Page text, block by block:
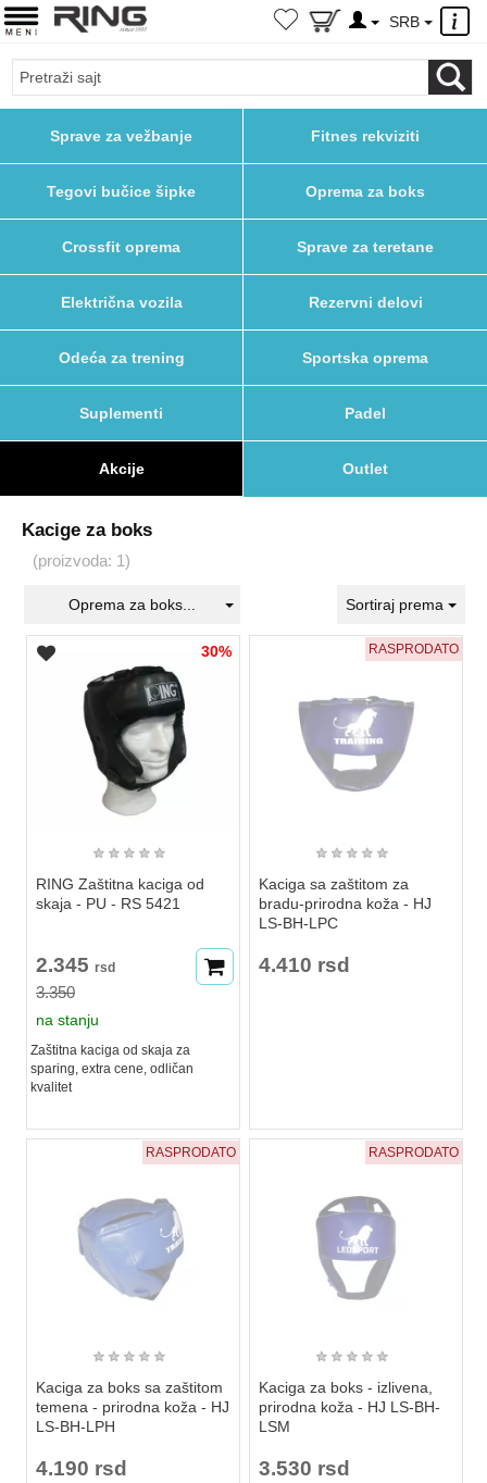
×
SRB
Sprave za vežbanje Fitnes rekviziti
Tegovi bučice šipke Oprema za boks
Crossfit oprema Sprave za teretane
Električna vozila Rezervni delovi
Odeća za trening Sportska oprema
Suplementi Padel
Akcije Outlet
Kacige za boks
(proizvoda: 1)
Oprema za boks... Sortiraj prema
30%
★ ★ ★ ★ ★
RING Zaštitna kaciga od
skaja - PU - RS 5421
2.345 rsd
3.350
na stanju
Zaštitna kaciga od skaja za
sparing, extra cene, odličan
kvalitet
RASPRODATO
★ ★ ★ ★ ★
Kaciga sa zaštitom za
bradu-prirodna koža - HJ
LS-BH-LPC
4.410 rsd
RASPRODATO
★ ★ ★ ★ ★
Kaciga za boks sa zaštitom
temena - prirodna koža - HJ
LS-BH-LPH
4.190 rsd
RASPRODATO
★ ★ ★ ★ ★
Kaciga za boks - izlivena,
prirodna koža - HJ LS-BH-
LSM
3.530 rsd